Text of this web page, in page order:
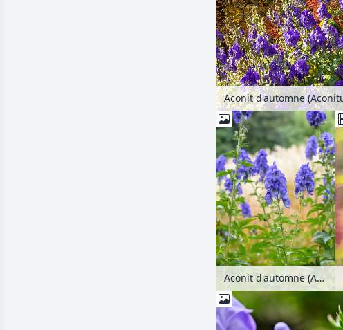
Aconit d'automne (Aconitum carmichaelii var. wilsonii)